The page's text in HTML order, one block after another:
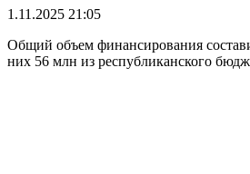
1.11.2025 21:05
Общий объем финансирования
них 56 млн из республиканского